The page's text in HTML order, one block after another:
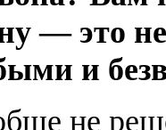
— это
и
не